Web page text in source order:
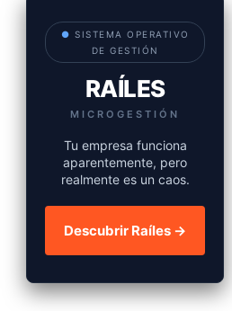
● SISTEMA OPERATIVO
DE GESTIÓN
RAÍLES
MICROGESTIÓN
Tu empresa funciona
aparentemente, pero
realmente es un caos.
Descubrir Raíles →